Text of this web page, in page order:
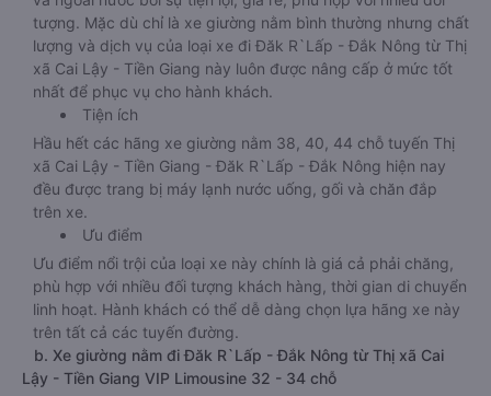
tượng. Mặc dù chỉ là xe giường nằm bình thường nhưng chất
lượng và dịch vụ của loại xe đi Đăk R`Lấp - Đắk Nông từ Thị
xã Cai Lậy - Tiền Giang này luôn được nâng cấp ở mức tốt
nhất để phục vụ cho hành khách.
Tiện ích
Hầu hết các hãng xe giường nằm 38, 40, 44 chỗ tuyến Thị
xã Cai Lậy - Tiền Giang - Đăk R`Lấp - Đắk Nông hiện nay
đều được trang bị máy lạnh nước uống, gối và chăn đắp
trên xe.
Ưu điểm
Ưu điểm nổi trội của loại xe này chính là giá cả phải chăng,
phù hợp với nhiều đối tượng khách hàng, thời gian di chuyển
linh hoạt. Hành khách có thể dễ dàng chọn lựa hãng xe này
trên tất cả các tuyến đường.
b. Xe giường nằm đi Đăk R`Lấp - Đắk Nông từ Thị xã Cai
Lậy - Tiền Giang VIP Limousine 32 - 34 chỗ